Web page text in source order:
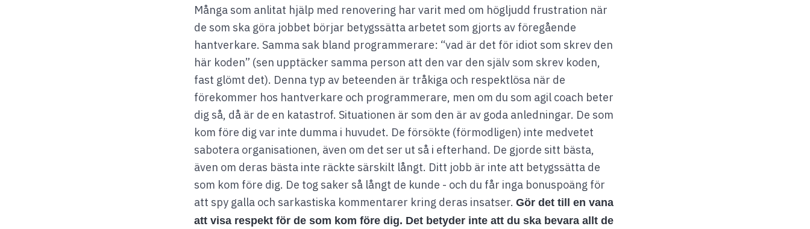
Många som anlitat hjälp med renovering har varit med om högljudd frustration när
de som ska göra jobbet börjar betygssätta arbetet som gjorts av föregående
hantverkare. Samma sak bland programmerare: “vad är det för idiot som skrev den
här koden” (sen upptäcker samma person att den var den själv som skrev koden,
fast glömt det). Denna typ av beteenden är tråkiga och respektlösa när de
förekommer hos hantverkare och programmerare, men om du som agil coach beter
dig så, då är de en katastrof. Situationen är som den är av goda anledningar. De som
kom före dig var inte dumma i huvudet. De försökte (förmodligen) inte medvetet
sabotera organisationen, även om det ser ut så i efterhand. De gjorde sitt bästa,
även om deras bästa inte räckte särskilt långt. Ditt jobb är inte att betygssätta de
som kom före dig. De tog saker så långt de kunde - och du får inga bonuspoäng för
att spy galla och sarkastiska kommentarer kring deras insatser. Gör det till en vana
att visa respekt för de som kom före dig. Det betyder inte att du ska bevara allt de